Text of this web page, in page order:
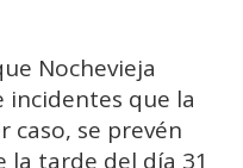
Nochevieja
que la
caso, se prevén
la tarde del día 31